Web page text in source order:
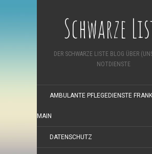
Schwarze
DER SCHWARZE LISTE BLOG ÜBER
NOTDIENSTE
AMBULANTE PFLEGEDIENSTE
MAIN
DATENSCHUTZ